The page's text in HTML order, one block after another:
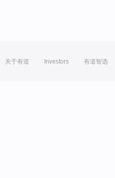
关于有道 Investors 有道智选